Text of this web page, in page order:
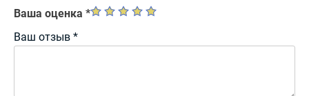
Ваша оценка *
Ваш отзыв *